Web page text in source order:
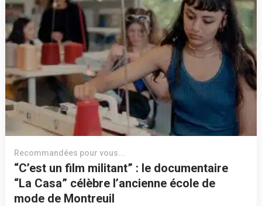
Recommandées pour vous...
“C’est un film militant” : le documentaire
“La Casa” célèbre l’ancienne école de
mode de Montreuil